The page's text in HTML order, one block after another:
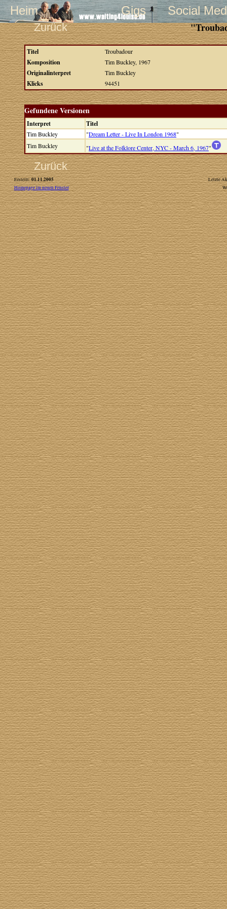
Heim Gigs Social
Zurück
Titel Troubadour
Komposition Tim Buckley, 1967
Originalinterpret Tim Buckley
Klicks 94451
Gefundene Versionen
Interpret Titel
Tim Buckley "Dream Letter - Live In London 1968"
Tim Buckley
"Live at the Folklore Center, NYC - March 6, 1967"
Zurück
Erstellt:01.11.2005
Letzte
Homepage im neuen Fenster